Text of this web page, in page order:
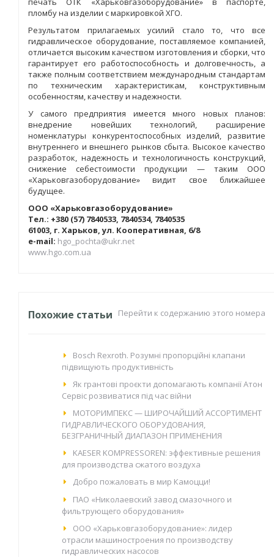
пломбу на изделии с маркировкой ХГО.
Результатом прилагаемых усилий стало то, что все
гидравлическое оборудование, поставляемое компанией,
отличается высоким качеством изготовления и сборки, что
гарантирует его работоспособность и долговечность, а
также полным соответствием международным стандартам
по техническим характеристикам, конструктивным
особенностям, качеству и надежности.
У самого предприятия имеется много новых планов:
внедрение новейших технологий, расширение
номенклатуры конкурентоспособных изделий, развитие
внутреннего и внешнего рынков сбыта. Высокое качество
разработок, надежность и технологичность конструкций,
снижение себестоимости продукции — таким ООО
«Харьковгазоборудование» видит свое ближайшее
будущее.
ООО «Харьковгазоборудование»
Тел.: +380 (57) 7840533, 7840534, 7840535
61003, г. Харьков, ул. Кооперативная, 6/8
e-mail: hgo_pochta@ukr.net
www.hgo.com.ua
Похожие статьи Перейти к содержанию этого номера
Bosch Rexroth. Розумні пропорційні клапани
підвищують продуктивність
Як грантові проєкти допомагають компанії Атон
Сервіс розвиватися під час війни
МОТОРИМПЕКС — ШИРОЧАЙШИЙ АССОРТИМЕНТ
ГИДРАВЛИЧЕСКОГО ОБОРУДОВАНИЯ,
БЕЗГРАНИЧНЫЙ ДИАПАЗОН ПРИМЕНЕНИЯ
KAESER KOMPRESSOREN: эффективные решения
для производства сжатого воздуха
Добро пожаловать в мир Камоцци!
ПАО «Николаевский завод смазочного и
фильтрующего оборудования»
ООО «Харьковгазоборудование»: лидер
отрасли машиностроения по производству
гидравлических насосов